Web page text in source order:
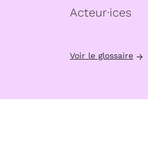
Acteur·ices
Voir le glossaire